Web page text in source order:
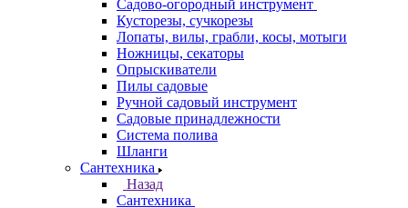
Садово-огородный инструмент
Кусторезы, сучкорезы
Лопаты, вилы, грабли, косы, мотыги
Ножницы, секаторы
Опрыскиватели
Пилы садовые
Ручной садовый инструмент
Садовые принадлежности
Система полива
Шланги
Сантехника
Назад
Сантехника